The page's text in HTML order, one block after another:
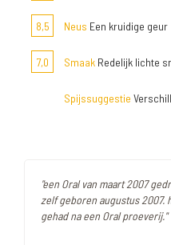
8,5 Neus Een kruidige geur
7,0 Smaak Redelijk lichte
Spijssuggestie
"een Oral van maart 2007
zelf geboren augustus 2007.
gehad na een Oral proeverij."